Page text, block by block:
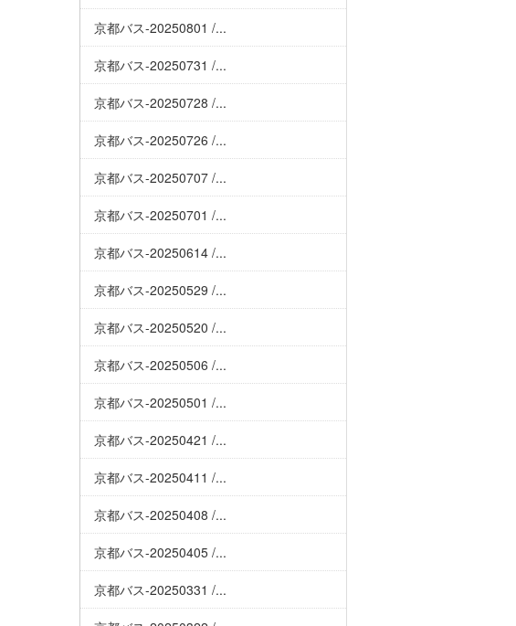
京都バス-20250801 /...
京都バス-20250731 /...
京都バス-20250728 /...
京都バス-20250726 /...
京都バス-20250707 /...
京都バス-20250701 /...
京都バス-20250614 /...
京都バス-20250529 /...
京都バス-20250520 /...
京都バス-20250506 /...
京都バス-20250501 /...
京都バス-20250421 /...
京都バス-20250411 /...
京都バス-20250408 /...
京都バス-20250405 /...
京都バス-20250331 /...